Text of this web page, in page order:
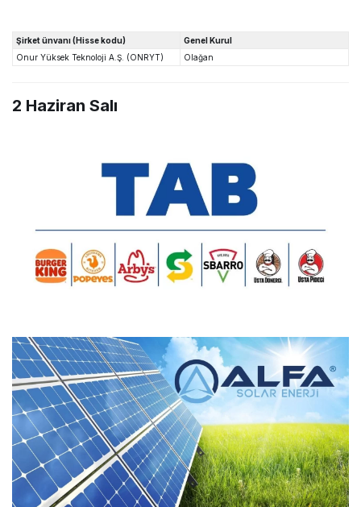
Şirket ünvanı (Hisse kodu)
Genel Kurul
Onur Yüksek Teknoloji A.Ş. (ONRYT)
Olağan
2 Haziran Salı